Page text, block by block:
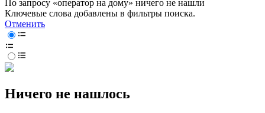
По запросу «оператор на дому» ничего не нашли
Ключевые слова добавлены в фильтры поиска.
Отменить
Ничего не нашлось